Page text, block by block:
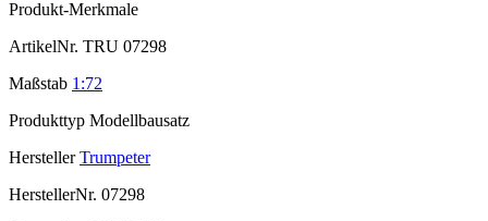
Produkt-Merkmale
ArtikelNr. TRU 07298
Maßstab 1:72
Produkttyp Modellbausatz
Hersteller Trumpeter
HerstellerNr. 07298